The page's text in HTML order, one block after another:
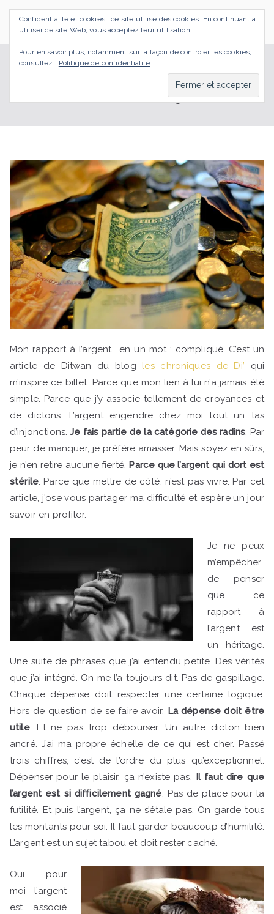
Aller
SI J'OSAIS
Bilan de Compétences Gestalt Rezé
J’ai osé… l’argent et moi
J’ai osé… l’argent et moi
Mon rapport à l’argent… en un mot : compliqué. C’est un
article de Ditwan du blog les chroniques de Di’ qui
m’inspire ce billet. Parce que mon lien à lui n’a jamais été
simple. Parce que j’y associe tellement de croyances et
de dictons. L’argent engendre chez moi tout un tas
d’injonctions.Je fais partie de la catégorie des radins. Par
peur de manquer, je préfère amasser. Mais soyez en sûrs,
je n’en retire aucune fierté. Parce que l’argent qui dort est
stérile. Parce que mettre de côté, n’est pas vivre. Par cet
article, j’ose vous partager ma difficulté et espère un jour
savoir en profiter.
Je ne peux
m’empêcher
de penser
que ce
rapport à
l’argent est
un héritage.
Une suite de phrases que j’ai entendu petite. Des vérités
que j’ai intégré. On me l’a toujours dit. Pas de gaspillage.
Chaque dépense doit respecter une certaine logique.
Hors de question de se faire avoir. La dépense doit être
utile. Et ne pas trop débourser. Un autre dicton bien
ancré. J’ai ma propre échelle de ce qui est cher. Passé
trois chiffres, c’est de l’ordre du plus qu’exceptionnel.
Dépenser pour le plaisir, ça n’existe pas. Il faut dire que
l’argent est si difficilement gagné. Pas de place pour la
futilité. Et puis l’argent, ça ne s’étale pas. On garde tous
les montants pour soi. Il faut garder beaucoup d’humilité.
L’argent est un sujet tabou et doit rester caché.
Oui pour
moi l’argent
est associé
Confidentialité et cookies : ce site utilise des cookies. En continuant à
utiliser ce site Web, vous acceptez leur utilisation.
Pour en savoir plus, notamment sur la façon de contrôler les cookies,
consultez : Politique de confidentialité